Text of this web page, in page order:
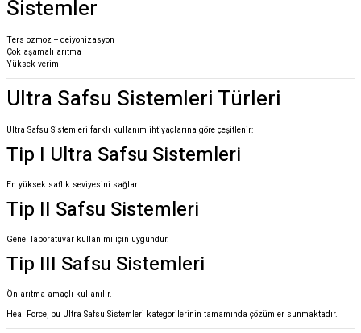
Sistemler
Ters ozmoz + deiyonizasyon
Çok aşamalı arıtma
Yüksek verim
Ultra Safsu Sistemleri Türleri
Ultra Safsu Sistemleri farklı kullanım ihtiyaçlarına göre çeşitlenir:
Tip I Ultra Safsu Sistemleri
En yüksek saflık seviyesini sağlar.
Tip II Safsu Sistemleri
Genel laboratuvar kullanımı için uygundur.
Tip III Safsu Sistemleri
Ön arıtma amaçlı kullanılır.
Heal Force, bu Ultra Safsu Sistemleri kategorilerinin tamamında çözümler sunmaktadır.